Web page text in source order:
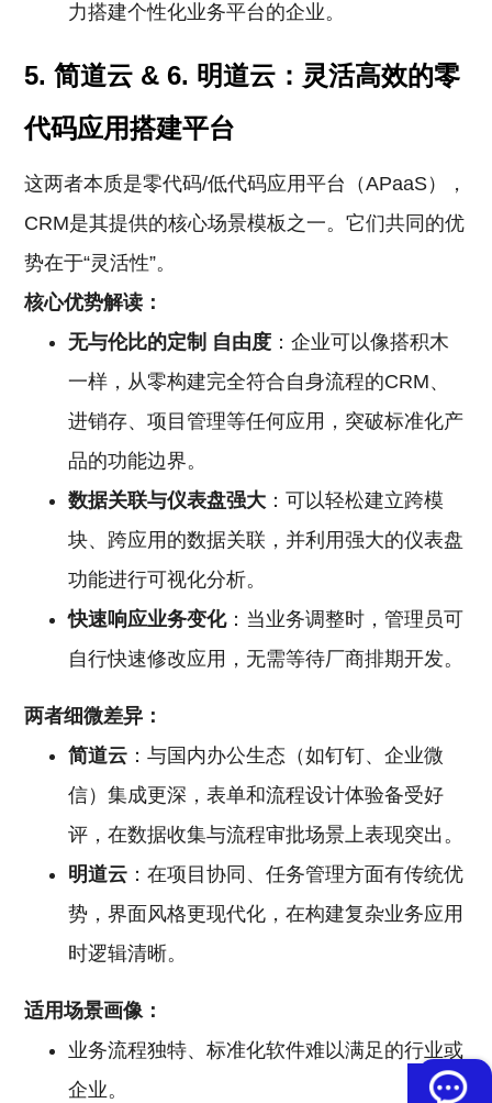
力搭建个性化业务平台的企业。
5. 简道云 & 6. 明道云：灵活高效的零
代码应用搭建平台
这两者本质是零代码/低代码应用平台（APaaS），
CRM是其提供的核心场景模板之一。它们共同的优
势在于“灵活性”。
核心优势解读：
无与伦比的定制 自由度 ：企业可以像搭积木
一样，从零构建完全符合自身流程的CRM、
进销存、项目管理等任何应用，突破标准化产
品的功能边界。
数据关联与仪表盘强大 ：可以轻松建立跨模
块、跨应用的数据关联，并利用强大的仪表盘
功能进行可视化分析。
快速响应业务变化：当业务调整时，管理员可
自行快速修改应用，无需等待厂商排期开发。
两者细微差异：
简道云 ：与国内办公生态（如钉钉、企业微
信）集成更深，表单和流程设计体验备受好
评，在数据收集与流程审批场景上表现突出。
明道云 ：在项目协同、任务管理方面有传统优
势，界面风格更现代化，在构建复杂业务应用
时逻辑清晰。
适用场景画像：
业务流程独特、标准化软件难以满足的行业或
企业。